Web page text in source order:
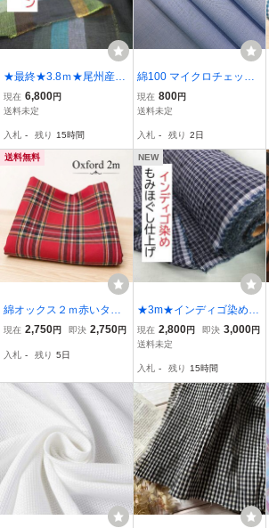
★最終★3.8ｍ★尾州産★
リネン★チェック★ブル
ーグリーン★37801★ハ
布地★ソーイング★新品
★同梱発送可能★
現在 6,800円
送料未定
入札 - 残り 15時間
綿100 マイクロチェック
播州織 ブラウス ワンピー
ス 薄地 巾112cm 長4m ブ
現在 800円
送料未定
入札 - 残り 2日
送料無料
綿オックス２ｍ赤いター
タンチェック生地はぎれ
格子柄レッド
現在 2,750円 即決 2,750円
入札 - 残り 5日
NEW
★3m★インディゴ染め★
もみほぐし仕上げ★ブロ
ード★綿100％★チェッ
★延長可★ハンドメイド
★洋裁★新品★同梱可★
現在 2,800円 即決 3,000円
送料未定
入札 - 残り 15時間